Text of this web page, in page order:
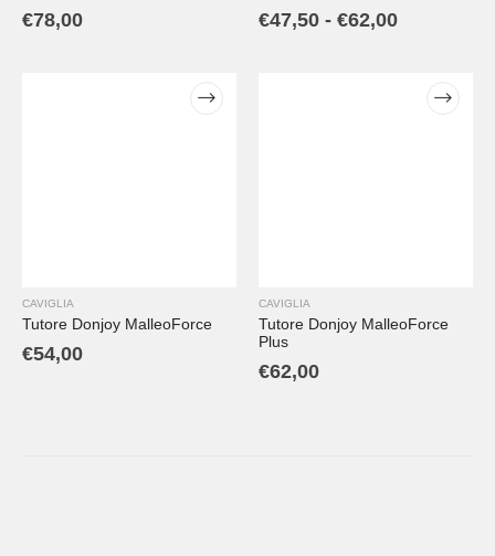
€78,00 €47,50 - €62,00
CAVIGLIA
Tutore Donjoy MalleoForce
€54,00
CAVIGLIA
Tutore Donjoy MalleoForce
Plus
€62,00